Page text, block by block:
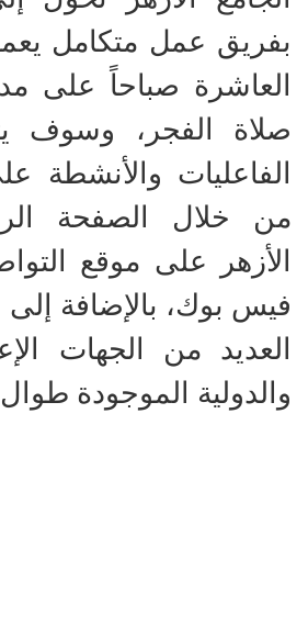
بفريق عمل متكامل
العاشرة صباحاً على
صلاة الفجر، وسوف
الفاعليات والأنشطة
من خلال الصفحة
الأزهر على موقع
فيس بوك، بالإضافة إلى
العديد من الجهات
والدولية الموجودة